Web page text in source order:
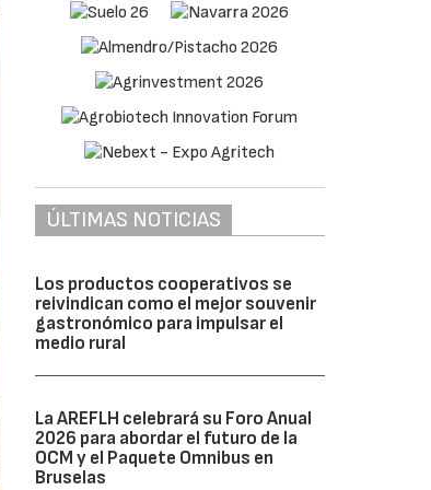
ÚLTIMAS NOTICIAS
Los productos cooperativos se
reivindican como el mejor souvenir
gastronómico para impulsar el
medio rural
La AREFLH celebrará su Foro Anual
2026 para abordar el futuro de la
OCM y el Paquete Omnibus en
Bruselas